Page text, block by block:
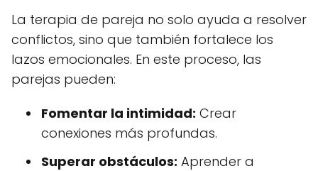
La terapia de pareja no solo ayuda a resolver
conflictos, sino que también fortalece los
lazos emocionales. En este proceso, las
parejas pueden:
Fomentar la intimidad: Crear
conexiones más profundas.
Superar obstáculos: Aprender a